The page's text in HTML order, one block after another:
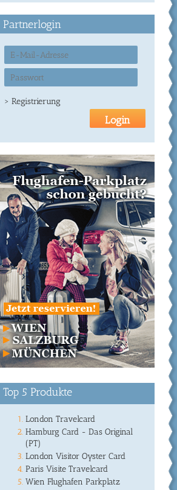
Partnerlogin
> Registrierung
Top 5 Produkte
London Travelcard
Hamburg Card - Das Original
(PT)
London Visitor Oyster Card
Paris Visite Travelcard
Wien Flughafen Parkplatz